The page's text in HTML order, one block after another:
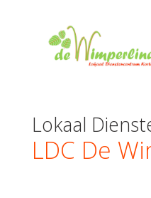
Lokaal
LDC De